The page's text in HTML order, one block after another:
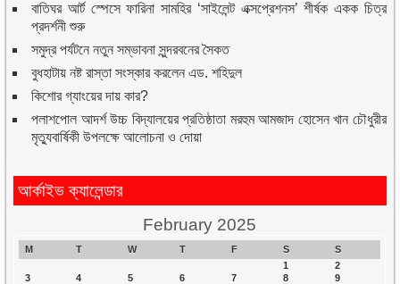
বাতিঘর আর্ট স্পেসে ফারিনা সামহির ‘সাইলেন্ট এক্সপ্রেশনস’ শীর্ষক একক চিত্র
প্রদর্শনী শুরু
সমুদ্র পর্যটনে নতুন সম্ভাবনা সুন্দরবনের সৈকত
বুধহাটায় নষ্ট রাস্তা সংস্কার করলেন এড. শহিদুল
কিশোর গ্যাংয়ের দায় কার?
পলাশপোল আদর্শ উচ্চ বিদ্যালয়ের প্রতিষ্ঠাতা মরহুম আমজাদ হোসেন খান চৌধুরীর
মৃত্যুবার্ষিকী উপলক্ষে আলোচনা ও দোয়া
আর্কাইভ ক্যালেন্ডার
February 2025
M T W T F S
S
1
2
3
4 5 6 7 8
9